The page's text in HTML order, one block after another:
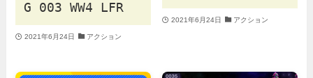
G 003 WW4 LFR
2021年6月24日 アクション
2021年6月24日 アクション